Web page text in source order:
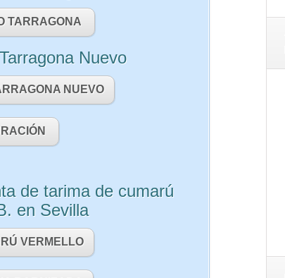
TARRAGONA
Nuevo
NUEVO
de tarima de cumarú
en Sevilla
VERMELLO